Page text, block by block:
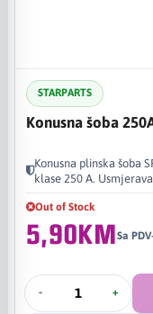
STARPARTS
Konusna šoba
Konusna plinska šoba
klase 250 A.
Out of Stock
5,90KMSa
- +